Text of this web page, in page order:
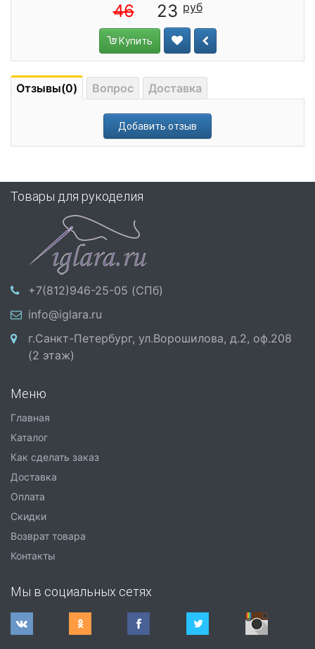
46 23
Купить
Отзывы(0) Вопрос Доставка
Добавить отзыв
Товары для рукоделия
+7(812)946-25-05 (СПб)
info@iglara.ru
г.Санкт-Петербург, ул.Ворошилова, д.2, оф.208
(2 этаж)
Меню
Главная
Каталог
Как сделать заказ
Доставка
Оплата
Скидки
Возврат товара
Контакты
Мы в социальных сетях